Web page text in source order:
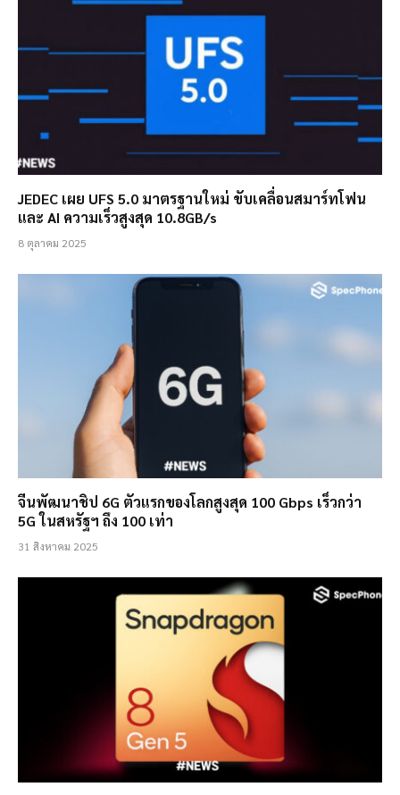
JEDEC เผย UFS 5.0 มาตรฐานใหม่ ขับเคลื่อนสมาร์ทโฟน
และ AI ความเร็วสูงสุด 10.8GB/s
8 ตุลาคม 2025
จีนพัฒนาชิป 6G ตัวแรกของโลกสูงสุด 100 Gbps เร็วกว่า
5G ในสหรัฐฯ ถึง 100 เท่า
31 สิงหาคม 2025